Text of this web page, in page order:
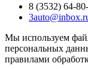
8 (3532) 64-
Мы используем
персональных
правилами